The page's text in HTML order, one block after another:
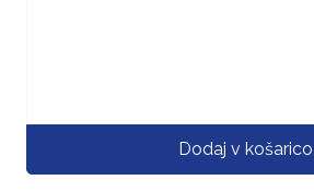
Dodaj v košarico